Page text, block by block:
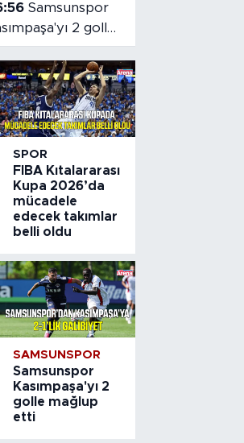
Samsunspor
2 golle
etti
SPOR
FIBA Kıtalararası
Kupa 2026’da
mücadele
edecek takımlar
belli oldu
SAMSUNSPOR
Samsunspor
Kasımpaşa'yı 2
golle mağlup
etti